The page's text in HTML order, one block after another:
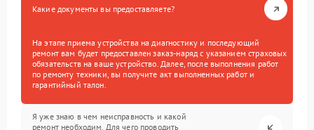
Какие документы вы предоставляете?
На этапе приема устройства на диагностику и последующий
ремонт вам будет предоставлен заказ-наряд с указанием страховых
обязательств на ваше устройство. Далее, после выполнения работ
по ремонту техники, вы получите акт выполненных работ и
гарантийный талон.
Я уже знаю в чем неисправность и какой
ремонт необходим. Для чего проводить